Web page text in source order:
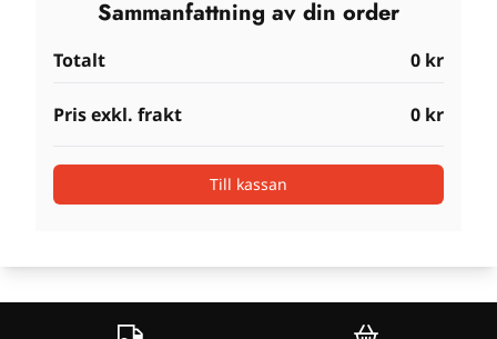
Sammanfattning av din order
Totalt 0 kr
Pris exkl. frakt 0 kr
Till kassan